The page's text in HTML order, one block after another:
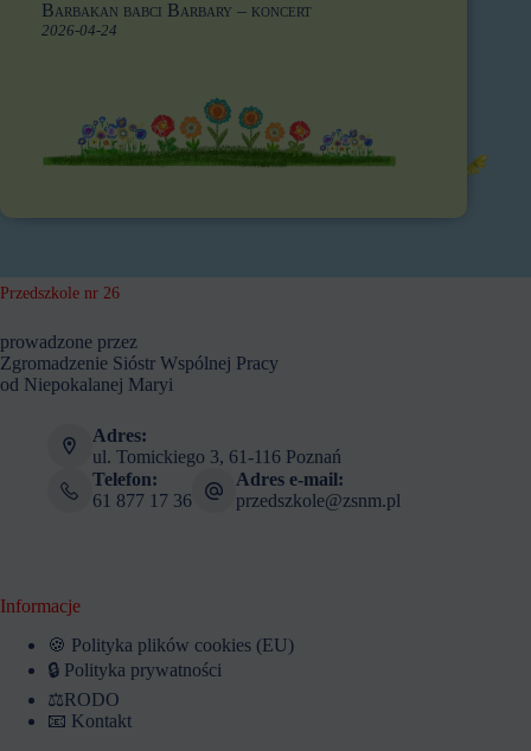
Barbakan babci Barbary – koncert
2026-04-24
Przedszkole nr 26
prowadzone przez
Zgromadzenie Sióstr Wspólnej Pracy
od Niepokalanej Maryi
Adres:
ul. Tomickiego 3, 61-116 Poznań
Telefon:
61 877 17 36
Adres e-mail:
przedszkole@zsnm.pl
Informacje
🍪 Polityka plików cookies (EU)
🔒 Polityka prywatności
⚖️RODO
📧 Kontakt